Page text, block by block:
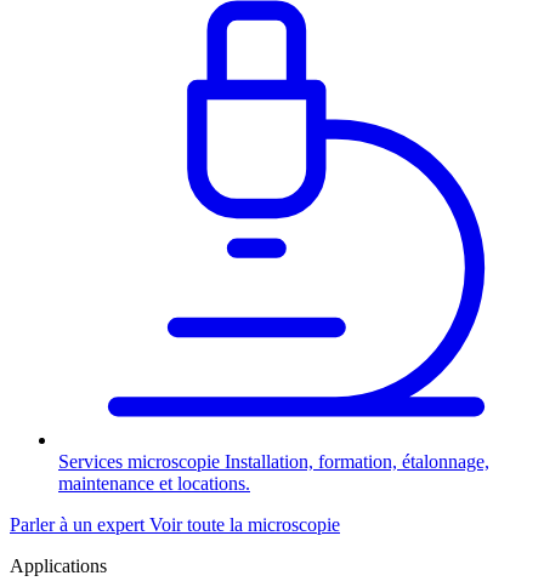
Services microscopie Installation, formation, étalonnage,
maintenance et locations.
Parler à un expert Voir toute la microscopie
Applications